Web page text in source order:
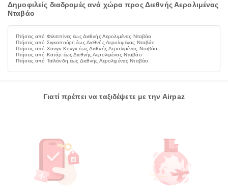
Δημοφιλείς διαδρομές ανά χώρα προς Διεθνής Αερολιμένας
Νταβάο
Πτήσεις από Φιλιππίνες έως Διεθνής Αερολιμένας Νταβάο
Πτήσεις από Σιγκαπούρη έως Διεθνής Αερολιμένας Νταβάο
Πτήσεις από Χονγκ Κονγκ έως Διεθνής Αερολιμένας Νταβάο
Πτήσεις από Κατάρ έως Διεθνής Αερολιμένας Νταβάο
Πτήσεις από Ταϊλάνδη έως Διεθνής Αερολιμένας Νταβάο
Γιατί πρέπει να ταξιδέψετε με την Airpaz